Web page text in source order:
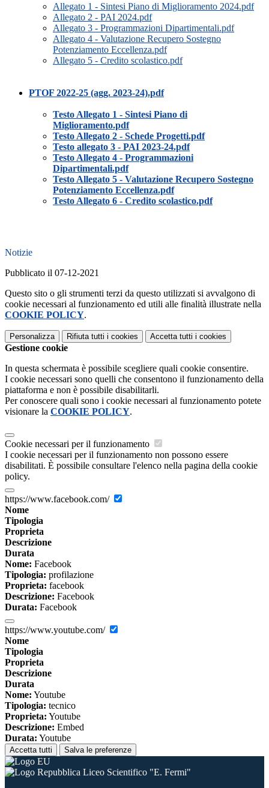
Allegato 1 - Sintesi Piano di Miglioramento 2024.pdf
Allegato 2 - PAI 2024.pdf
Allegato 3 - Programmazioni Dipartimentali.pdf
Allegato 4 - Valutazione Recupero Sostegno
Potenziamento Eccellenza.pdf
Allegato 5 - Credito scolastico.pdf
PTOF 2022-25 (agg. 2023-24).pdf
Testo Allegato 1 - Sintesi Piano di
Miglioramento.pdf
Testo Allegato 2 - Schede Progetti.pdf
Testo allegato 3 - PAI 2023-24.pdf
Testo Allegato 4 - Programmazioni
Dipartimentali.pdf
Testo Allegato 5 - Valutazione Recupero Sostegno
Potenziamento Eccellenza.pdf
Testo Allegato 6 - Credito scolastico.pdf
Notizie
Pubblicato il 07-12-2021
Questo sito o gli strumenti terzi da questo utilizzati si avvalgono di
cookie necessari al funzionamento ed utili alle finalità illustrate nella
COOKIE POLICY.
Personalizza Rifiuta tutti i cookies Accetta tutti i cookies
Gestione cookie
In questa schermata è possibile scegliere quali cookie consentire.
I cookie necessari sono quelli che consentono il funzionamento della
piattaforma e non è possibile disabilitarli.
Per conoscere quali sono i cookie necessari al funzionamento potete
visionare la COOKIE POLICY.
Cookie necessari per il funzionamento
I cookie necessari per il funzionamento non possono essere
disabilitati. È possibile consultare l'elenco nella pagina della cookie
policy.
https://www.facebook.com/
Nome
Tipologia
Proprieta
Descrizione
Durata
Nome: Facebook
Tipologia: profilazione
Proprieta: facebook
Descrizione: Facebook
Durata: Facebook
https://www.youtube.com/
Nome
Tipologia
Proprieta
Descrizione
Durata
Nome: Youtube
Tipologia: tecnico
Proprieta: Youtube
Descrizione: Embed
Durata: Youtube
Accetta tutti Salva le preferenze
Liceo Scientifico "E. Fermi"